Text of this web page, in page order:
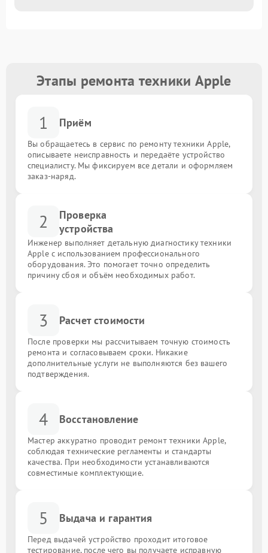
Этапы ремонта техники Apple
1 Приём
Вы обращаетесь в сервис по ремонту техники Apple,
описываете неисправность и передаёте устройство
специалисту. Мы фиксируем все детали и оформляем
заказ-наряд.
2
Проверка
устройства
Инженер выполняет детальную диагностику техники
Apple с использованием профессионального
оборудования. Это помогает точно определить
причину сбоя и объём необходимых работ.
3 Расчет стоимости
После проверки мы рассчитываем точную стоимость
ремонта и согласовываем сроки. Никакие
дополнительные услуги не выполняются без вашего
подтверждения.
4 Восстановление
Мастер аккуратно проводит ремонт техники Apple,
соблюдая технические регламенты и стандарты
качества. При необходимости устанавливаются
совместимые комплектующие.
5 Выдача и гарантия
Перед выдачей устройство проходит итоговое
тестирование, после чего вы получаете исправную